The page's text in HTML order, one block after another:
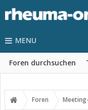
MENU
Foren durchsuchen
Foren